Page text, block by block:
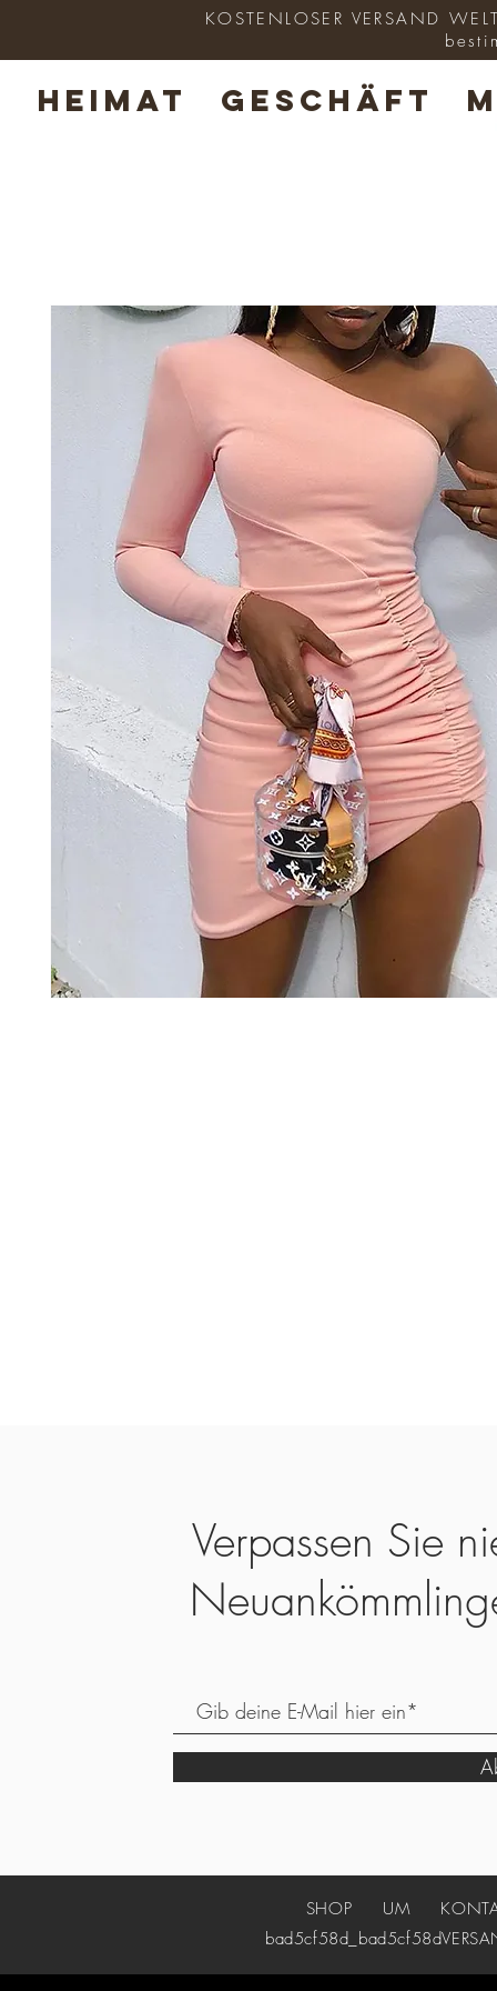
HEIMAT GESCHÄFT
KOSTENLOSER VERSAND
Verpassen Sie
SHOP UM
bad5cf58d_bad5cf58d